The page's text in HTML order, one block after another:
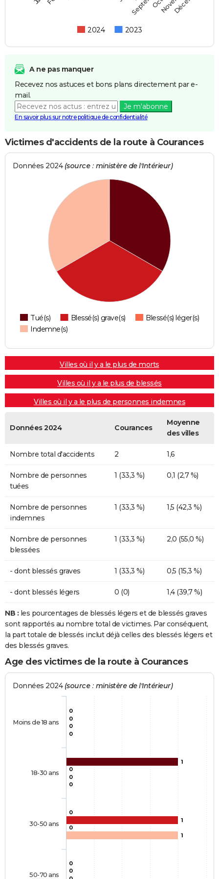
2024 2023
A ne pas manquer
Recevez nos astuces et bons plans directement par e-
mail.
Je m'abonne
En savoir plus sur notre politique de confidentialité
Victimes d'accidents de la route à Courances
Données 2024 (source : ministère de l'Intérieur)
Tué(s) Blessé(s) grave(s)
Blessé(s) léger(s)
Indemne(s)
Villes où il y a le plus de morts
Villes où il y a le plus de blessés
Villes où il y a le plus de personnes indemnes
Données 2024 Courances
Moyenne
des villes
Nombre total d'accidents 2 1,6
Nombre de personnes
tuées
1 (33,3 %) 0,1 (2,7 %)
Nombre de personnes
indemnes
1 (33,3 %) 1,5 (42,3 %)
Nombre de personnes
blessées
1 (33,3 %) 2,0 (55,0 %)
- dont blessés graves 1 (33,3 %) 0,5 (15,3 %)
- dont blessés légers 0 (0) 1,4 (39,7 %)
NB : les pourcentages de blessés légers et de blessés graves
sont rapportés au nombre total de victimes. Par conséquent,
la part totale de blessés inclut déjà celles des blessés légers et
des blessés graves.
Age des victimes de la route à Courances
Données 2024 (source : ministère de l'Intérieur)
0
1
0
0
0
0
1
0
0
0
0
0
0
1
Moins de 18 ans
18-30 ans
30-50 ans
50-70 ans